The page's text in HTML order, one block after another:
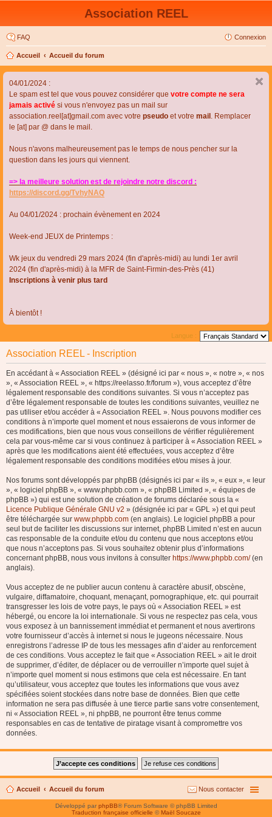
Association REEL
FAQ Connexion
Accueil Accueil du forum
04/01/2024 :
Le spam est tel que vous pouvez considérer que votre compte ne sera
jamais activé si vous n'envoyez pas un mail sur
association.reel[at]gmail.com avec votre pseudo et votre mail . Remplacer
le [at] par @ dans le mail.
Nous n'avons malheureusement pas le temps de nous pencher sur la
question dans les jours qui viennent.
=> la meilleure solution est de rejoindre notre discord :
https://discord.gg/TvhyNAQ
Au 04/01/2024 : prochain évènement en 2024
Week-end JEUX de Printemps :
Wk jeux du vendredi 29 mars 2024 (fin d'après-midi) au lundi 1er avril
2024 (fin d'après-midi) à la MFR de Saint-Firmin-des-Près (41)
Inscriptions à venir plus tard
À bientôt !
Langue :
Association REEL - Inscription
En accédant à « Association REEL » (désigné ici par « nous », « notre », « nos
», « Association REEL », « https://reelasso.fr/forum »), vous acceptez d’être
légalement responsable des conditions suivantes. Si vous n’acceptez pas
d’être légalement responsable de toutes les conditions suivantes, veuillez ne
pas utiliser et/ou accéder à « Association REEL ». Nous pouvons modifier ces
conditions à n’importe quel moment et nous essaierons de vous informer de
ces modifications, bien que nous vous conseillons de vérifier régulièrement
cela par vous-même car si vous continuez à participer à « Association REEL »
après que les modifications aient été effectuées, vous acceptez d’être
légalement responsable des conditions modifiées et/ou mises à jour.
Nos forums sont développés par phpBB (désignés ici par « ils », « eux », « leur
», « logiciel phpBB », « www.phpbb.com », « phpBB Limited », « équipes de
phpBB ») qui est une solution de création de forums déclarée sous la «
Licence Publique Générale GNU v2 » (désignée ici par « GPL ») et qui peut
être téléchargée sur www.phpbb.com (en anglais). Le logiciel phpBB a pour
seul but de faciliter les discussions sur internet, phpBB Limited n’est en aucun
cas responsable de la conduite et/ou du contenu que nous acceptons et/ou
que nous n’acceptons pas. Si vous souhaitez obtenir plus d’informations
concernant phpBB, nous vous invitons à consulter https://www.phpbb.com/(en
anglais).
Vous acceptez de ne publier aucun contenu à caractère abusif, obscène,
vulgaire, diffamatoire, choquant, menaçant, pornographique, etc. qui pourrait
transgresser les lois de votre pays, le pays où « Association REEL » est
hébergé, ou encore la loi internationale. Si vous ne respectez pas cela, vous
vous exposez à un bannissement immédiat et permanent et nous avertirons
votre fournisseur d’accès à internet si nous le jugeons nécessaire. Nous
enregistrons l’adresse IP de tous les messages afin d’aider au renforcement
de ces conditions. Vous acceptez le fait que « Association REEL » ait le droit
de supprimer, d’éditer, de déplacer ou de verrouiller n’importe quel sujet à
n’importe quel moment si nous estimons que cela est nécessaire. En tant
qu’utilisateur, vous acceptez que toutes les informations que vous avez
spécifiées soient stockées dans notre base de données. Bien que cette
information ne sera pas diffusée à une tierce partie sans votre consentement,
ni « Association REEL », ni phpBB, ne pourront être tenus comme
responsables en cas de tentative de piratage visant à compromettre vos
données.
Accueil Accueil du forum Nous contacter
Développé parphpBB® Forum Software © phpBB Limited
Traduction française officielle © Maël Soucaze